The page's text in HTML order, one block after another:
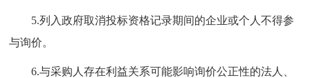
5.列入政府取消投标资格记录期间的企业或个人不得参
与询价。
6.与采购人存在利益关系可能影响询价公正性的法人、